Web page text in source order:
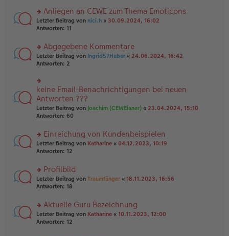
tr
a
g
e
n
er
tr
a
g
n
g
el
e
n
er
tr
a
g
rs
te
n
g
el
e
n
er
B
ei
tr
g
Anliegen an CEWE zum Thema Emoticons
Letzter Beitrag von nici.h « 30.09.2024, 16:02
Antworten: 11
rs
te
u
n
g
el
es
e
er
B
ei
tr
g
Abgegebene Kommentare
Letzter Beitrag von Ingrid57Huber « 24.06.2024, 16:42
Antworten: 2
rs
te
r
u
n
el
es
e
B
ei
tr
g
keine Email-Benachrichtigungen bei neuen
Antworten ???
Letzter Beitrag von Joachim (CEWEianer) « 23.04.2024, 15:10
Antworten: 60
rs
te
n
g
el
e
n
er
Einreichung von Kundenbeispielen
Letzter Beitrag von Katharine « 04.12.2023, 10:19
Antworten: 12
rs
te
n
g
el
Profilbild
Letzter Beitrag von Traumfänger « 18.11.2023, 16:56
Antworten: 18
rs
te
Aktuelle Guru Bezeichnung
Letzter Beitrag von Katharine « 10.11.2023, 12:00
Antworten: 12